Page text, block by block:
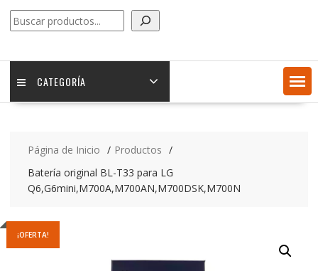
Buscar
CATEGORÍA
Página de Inicio
Productos
Batería original BL-T33 para LG
Q6,G6mini,M700A,M700AN,M700DSK,M700N
¡OFERTA!